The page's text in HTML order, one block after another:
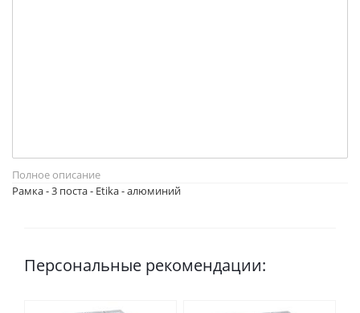
Полное описание
Рамка - 3 поста - Etika - алюминий
Персональные рекомендации: